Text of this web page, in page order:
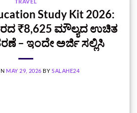
Study Kit 2026:
₹8,625 ಮೌಲ್ಯದ ಉಚಿತ
– ಇಂದೇ ಅರ್ಜಿ ಸಲ್ಲಿಸಿ
MAY 29, 2026 BYSALAHE24